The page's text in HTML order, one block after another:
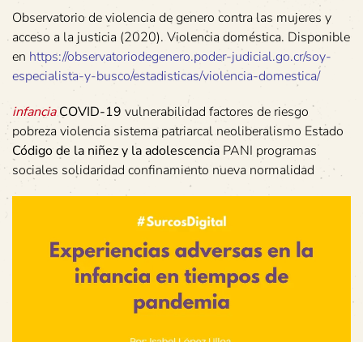
Observatorio de violencia de genero contra las mujeres y
acceso a la justicia (2020). Violencia doméstica. Disponible
en https://observatoriodegenero.poder-judicial.go.cr/soy-
especialista-y-busco/estadisticas/violencia-domestica/
infanciaCOVID-19 vulnerabilidad factores de riesgo
pobreza violencia sistema patriarcal neoliberalismo Estado
Código de la niñez y la adolescencia PANI programas
sociales solidaridad confinamiento nueva normalidad